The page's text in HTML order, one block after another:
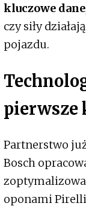
kluczowe dane
czy siły
pojazdu.
pierwsze
Partnerstwo
Bosch
oponami